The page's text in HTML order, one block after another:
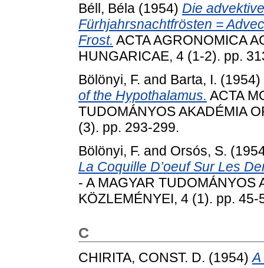
Béll, Béla (1954) Die
Fürhjahrsnachtfrösten =
Frost. ACTA AGRONOMICA
HUNGARICAE, 4 (1-2). pp.
Bölönyi, F. and Barta, I. (1954)
of the Hypothalamus. ACTA
TUDOMÁNYOS AKADÉMIA
(3). pp. 293-299.
Bölönyi, F. and Orsós, S.
La Coquille D’oeuf Sur Les
- A MAGYAR TUDOMÁNYOS
KÖZLEMÉNYEI, 4 (1). pp. 45-
C
CHIRITA, CONST. D. (1954)